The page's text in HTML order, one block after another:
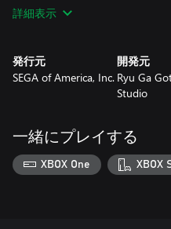
クランクリエイター特別組長 伊
クランクリエイター特別組長
固有スキル「剛体の極み」 -
クランクリエイター特別組長
固有スキル「極練気・大富嶽」
ージを与える。ダメージを受け
詳細表示
発行元
SEGA of America, Inc.
開発元
Ryu Ga
Studio
一緒にプレイする
XBOX One XBOX